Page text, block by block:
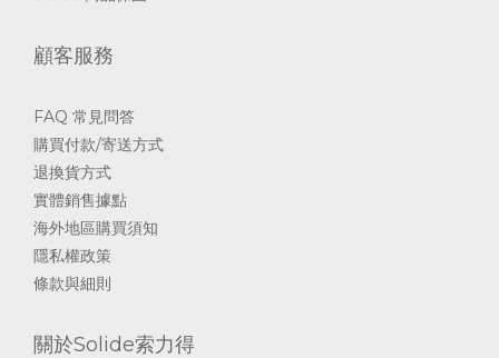
顧客服務
FAQ 常見問答
購買付款/寄送方式
退換貨方式
實體銷售據點
海外地區購買須知
隱私權政策
條款與細則
關於Solide索力得